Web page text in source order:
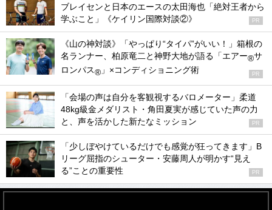
ブレイセンと日本のエースの太田海也「絶対王者から
学ぶこと」《ケイリン国際対談②》
PR
《山の神対談》「やっぱり“タイパ”がいい！」箱根の
名ランナー、柏原竜二と神野大地が語る「エアー®サ
ロンパス® 」×コンディショニング術 PR
「会場の声は自分を客観視するバロメーター」柔道
48kg級金メダリスト・角田夏実が感じていた声の力
と、声を活かした新たなミッション
PR
「少しぼやけているだけでも感覚が狂ってきます」B
リーグ屈指のシューター・安藤周人が明かす“見え
る”ことの重要性
PR